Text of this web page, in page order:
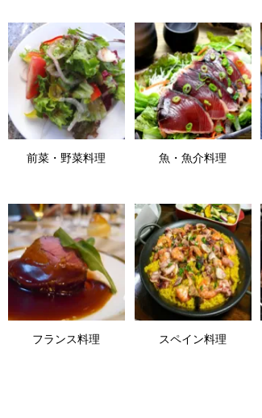
前菜・野菜料理 魚・魚介料理
フランス料理 スペイン料理